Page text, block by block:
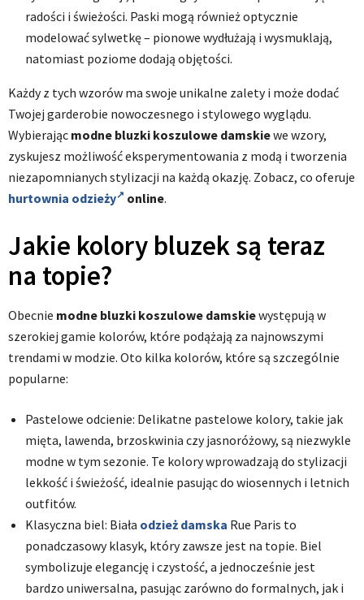
radości i świeżości. Paski mogą również optycznie
modelować sylwetkę – pionowe wydłużają i wysmuklają,
natomiast poziome dodają objętości.
Każdy z tych wzorów ma swoje unikalne zalety i może dodać
Twojej garderobie nowoczesnego i stylowego wyglądu.
Wybierając modne bluzki koszulowe damskiewe wzory,
zyskujesz możliwość eksperymentowania z modą i tworzenia
niezapomnianych stylizacji na każdą okazję. Zobacz, co oferuje
hurtownia odzieży
online.
Jakie kolory bluzek są teraz
na topie?
Obecnie modne bluzki koszulowe damskiewystępują w
szerokiej gamie kolorów, które podążają za najnowszymi
trendami w modzie. Oto kilka kolorów, które są szczególnie
popularne:
Pastelowe odcienie: Delikatne pastelowe kolory, takie jak
mięta, lawenda, brzoskwinia czy jasnoróżowy, są niezwykle
modne w tym sezonie. Te kolory wprowadzają do stylizacji
lekkość i świeżość, idealnie pasując do wiosennych i letnich
outfitów.
Klasyczna biel: Biała odzież damska Rue Paris to
ponadczasowy klasyk, który zawsze jest na topie. Biel
symbolizuje elegancję i czystość, a jednocześnie jest
bardzo uniwersalna, pasując zarówno do formalnych, jak i